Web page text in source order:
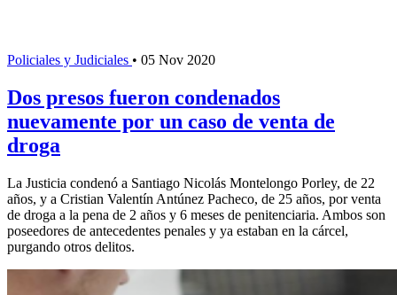
Policiales y Judiciales • 05 Nov 2020
Dos presos fueron condenados
nuevamente por un caso de venta de
droga
La Justicia condenó a Santiago Nicolás Montelongo Porley, de 22
años, y a Cristian Valentín Antúnez Pacheco, de 25 años, por venta
de droga a la pena de 2 años y 6 meses de penitenciaria. Ambos son
poseedores de antecedentes penales y ya estaban en la cárcel,
purgando otros delitos.